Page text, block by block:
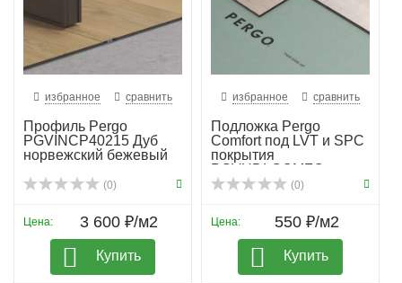
избранное сравнить
Профиль Pergo
PGVINCP40215 Дуб
норвежский бежевый
(0)
Цена: 3 600 ₽/м2
Купить
избранное сравнить
Подложка Pergo
Comfort под LVT и SPC
покрытия
PGVUDLCOMFO...
(0)
Цена: 550 ₽/м2
Купить